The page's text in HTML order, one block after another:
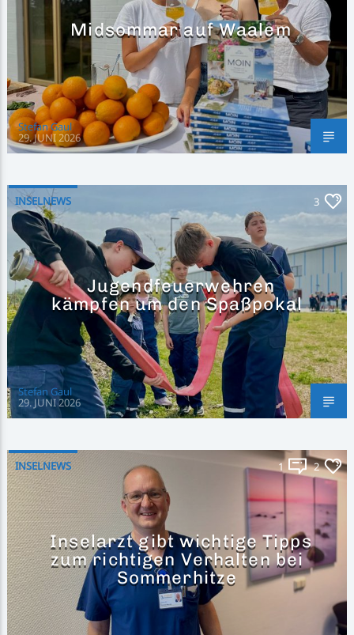
Midsommar auf Waalem
Stefan Gaul
29. JUNI 2026
INSELNEWS 3
Jugendfeuerwehren
kämpfen um den Spaßpokal
Stefan Gaul
29. JUNI 2026
INSELNEWS 1 2
Inselarzt gibt wichtige Tipps
zum richtigen Verhalten bei
Sommerhitze